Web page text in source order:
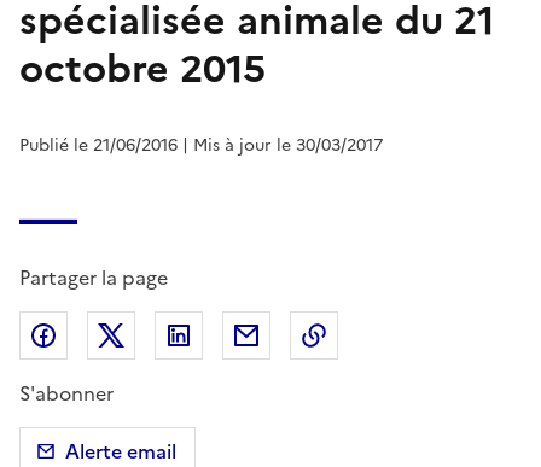
spécialisée animale du 21
octobre 2015
Publié le 21/06/2016 | Mis à jour le 30/03/2017
Partager la page
Partager sur Facebook
Partager sur X (anciennement Twitter)
Partager sur LinkedIn
Partager par email
S'abonner
Alerte email